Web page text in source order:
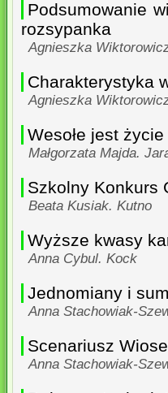
Podsumowanie
rozsypanka
Agnieszka
Charakterystyka
Agnieszka
Wesołe jest
Małgorzata Majda.
Szkolny Konkurs
Beata Kusiak. Kutno
Wyższe kwasy
Anna Cybul. Kock
Jednomiany i
Anna Stachowiak-
Scenariusz
Anna Stachowiak-